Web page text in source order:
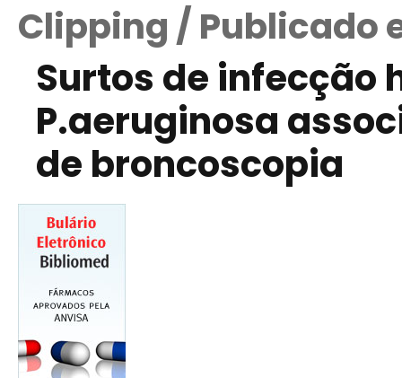
Clipping / Publicado
Surtos de infecção
P.aeruginosa
de broncoscopia